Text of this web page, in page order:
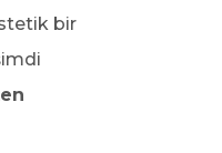
bir